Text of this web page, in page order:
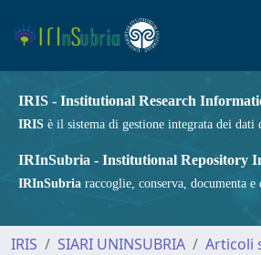
IRIS - Institutional Research
IRIS è il sistema di gestione integrata dei
IRInSubria - Institutional Repository
IRInSubria raccoglie, conserva, documenta
IRIS SIARI UNINSUBRIA Articoli